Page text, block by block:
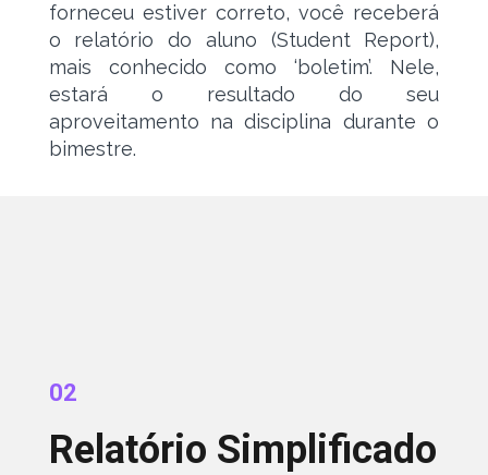
forneceu estiver correto, você receberá
o relatório do aluno (Student Report),
mais conhecido como ‘boletim’. Nele,
estará o resultado do seu
aproveitamento na disciplina durante o
bimestre.
02
Relatório Simplificado